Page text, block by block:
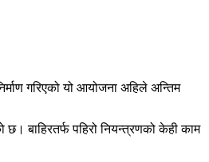
गरिएको यो आयोजना अहिले अन्तिम
बाहिरतर्फ पहिरो नियन्त्रणको केही काम